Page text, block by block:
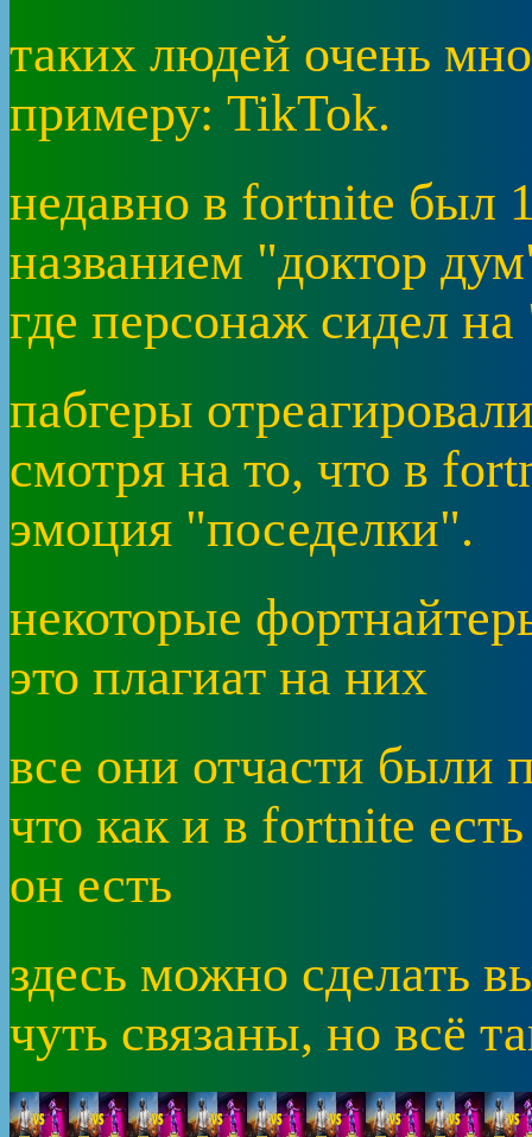
таких людей очень
примеру: TikTok.
недавно в fortnite был
названием "доктор
где персонаж сидел
пабгеры
смотря на то, что в
эмоция "поседелки".
некоторые
это плагиат на них
все они отчасти были
что как и в fortnite
он есть
здесь можно сделать
чуть связаны, но всё